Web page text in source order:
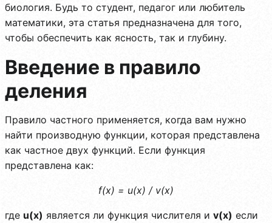
биология. Будь то студент, педагог или любитель
математики, эта статья предназначена для того,
чтобы обеспечить как ясность, так и глубину.
Введение в правило
деления
Правило частного применяется, когда вам нужно
найти производную функции, которая представлена
как частное двух функций. Если функция
представлена как:
f(x) = u(x) / v(x)
где u(x) является ли функция числителя и v(x) если